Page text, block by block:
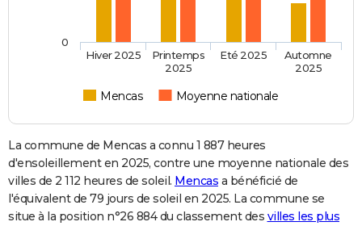
Mencas Moyenne nationale
Hiver 2025
Printemps
2025
Eté 2025
Automne
2025
0
La commune de Mencas a connu 1 887 heures
d'ensoleillement en 2025, contre une moyenne nationale des
villes de 2 112 heures de soleil. Mencas a bénéficié de
l'équivalent de 79 jours de soleil en 2025. La commune se
situe à la position n°26 884 du classement des villes les plus